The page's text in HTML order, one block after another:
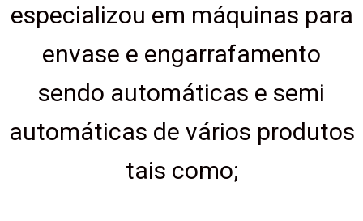
especializou em máquinas para
envase e engarrafamento
sendo automáticas e semi
automáticas de vários produtos
tais como;